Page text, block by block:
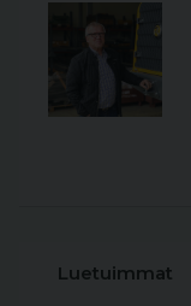
Luetuimmat